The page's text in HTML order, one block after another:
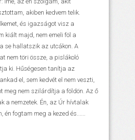
akiben kedvem telik.
és igazságot visz a
kiált majd, nem emeli föl a
se hallatszik az utcákon. A
nem töri össze, a pislákoló
ki. Hűségesen tanítja az
el, sem kedvét el nem veszti,
meg nem szilárdítja a földön. Az ő
a nemzetek. Én, az Úr hívtalak
én fogtam meg a kezed és......